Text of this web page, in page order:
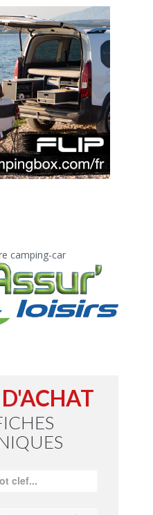
camping-car